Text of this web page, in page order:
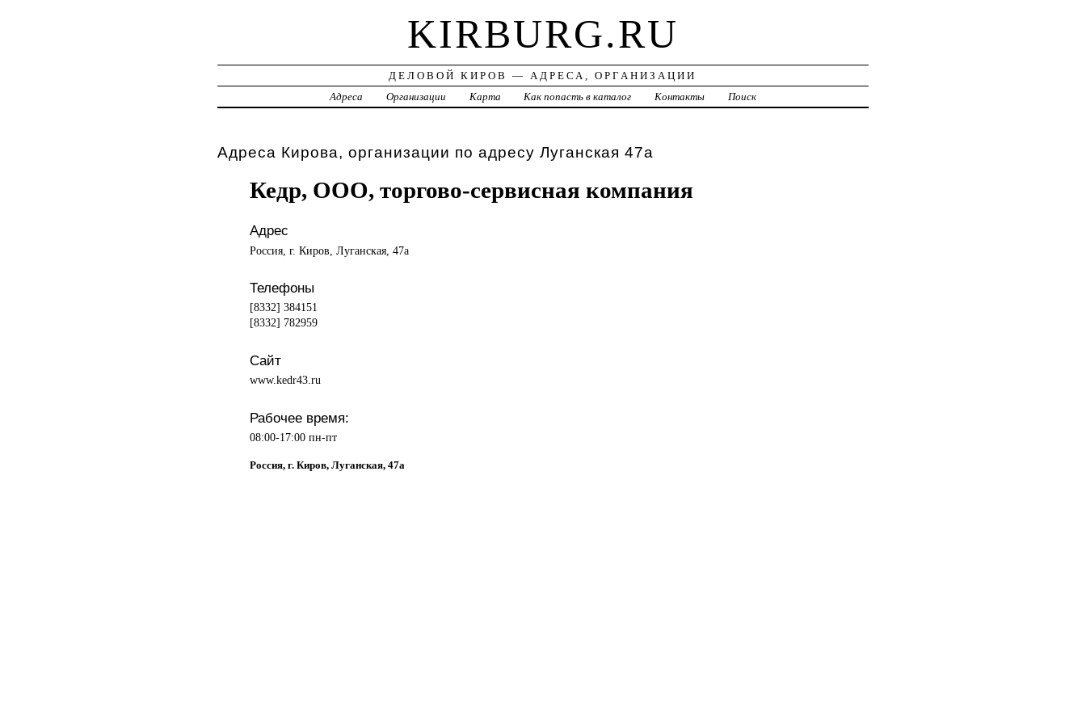
KIRBURG.RU
ДЕЛОВОЙ КИРОВ — АДРЕСА, ОРГАНИЗАЦИИ
Адреса
Организации Карта Как попасть в каталог Контакты Поиск
Адреса Кирова, организации по адресу Луганская 47а
Кедр, ООО, торгово-сервисная компания
Адрес
Россия, г. Киров, Луганская, 47а
Телефоны
[8332] 384151
[8332] 782959
Сайт
www.kedr43.ru
Рабочее время:
08:00-17:00 пн-пт
Россия, г. Киров, Луганская, 47а